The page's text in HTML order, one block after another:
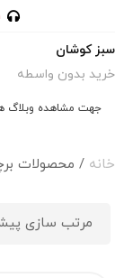
سبز کوشان
خرید بدون واسطه
جهت مشاهده وبلاگ
خانه / محصولات